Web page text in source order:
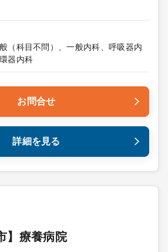
（科目不問）、一般内科、呼吸器内
器内科
お問合せ
詳細を見る
】療養病院